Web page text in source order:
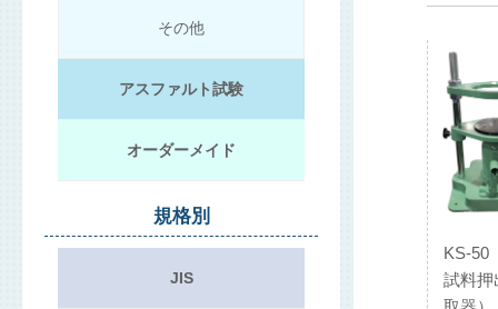
KS-50
試料押
その他
アスファルト試験
オーダーメイド
規格別
JIS